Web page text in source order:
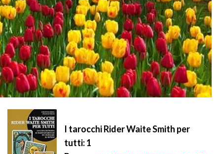
I tarocchi Rider Waite Smith per
tutti: 1